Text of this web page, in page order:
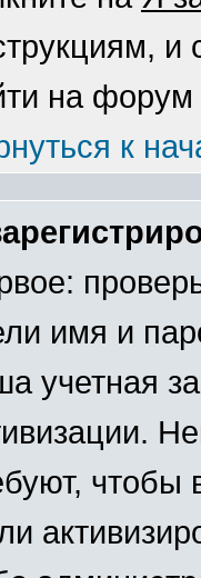
и
на форум
к
имя и
учетная
чтобы